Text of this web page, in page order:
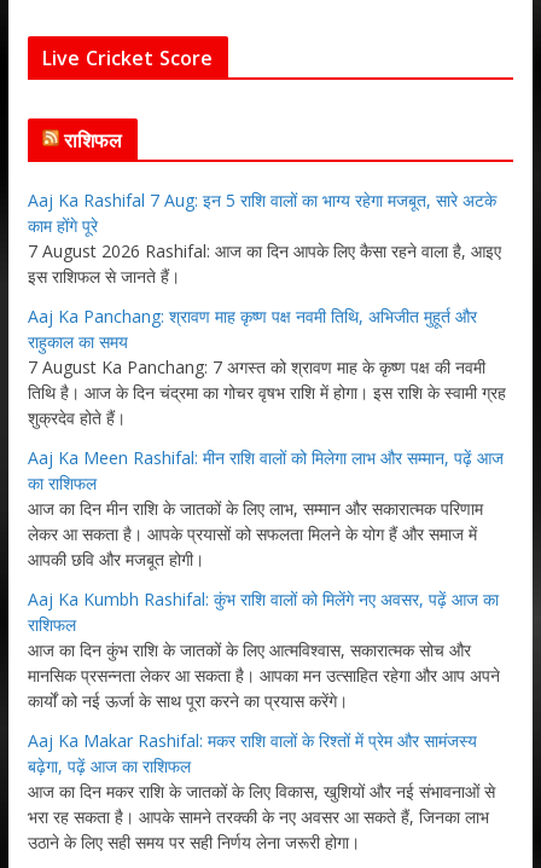
Live Cricket Score
राशिफल
Aaj Ka Rashifal 7 Aug: इन 5 राशि वालों का भाग्य रहेगा मजबूत, सारे अटके
काम होंगे पूरे
7 August 2026 Rashifal: आज का दिन आपके लिए कैसा रहने वाला है, आइए
इस राशिफल से जानते हैं।
Aaj Ka Panchang: श्रावण माह कृष्ण पक्ष नवमी तिथि, अभिजीत मुहूर्त और
राहुकाल का समय
7 August Ka Panchang: 7 अगस्त को श्रावण माह के कृष्ण पक्ष की नवमी
तिथि है। आज के दिन चंद्रमा का गोचर वृषभ राशि में होगा। इस राशि के स्वामी ग्रह
शुक्रदेव होते हैं।
Aaj Ka Meen Rashifal: मीन राशि वालों को मिलेगा लाभ और सम्मान, पढ़ें आज
का राशिफल
आज का दिन मीन राशि के जातकों के लिए लाभ, सम्मान और सकारात्मक परिणाम
लेकर आ सकता है। आपके प्रयासों को सफलता मिलने के योग हैं और समाज में
आपकी छवि और मजबूत होगी।
Aaj Ka Kumbh Rashifal: कुंभ राशि वालों को मिलेंगे नए अवसर, पढ़ें आज का
राशिफल
आज का दिन कुंभ राशि के जातकों के लिए आत्मविश्वास, सकारात्मक सोच और
मानसिक प्रसन्नता लेकर आ सकता है। आपका मन उत्साहित रहेगा और आप अपने
कार्यों को नई ऊर्जा के साथ पूरा करने का प्रयास करेंगे।
Aaj Ka Makar Rashifal: मकर राशि वालों के रिश्तों में प्रेम और सामंजस्य
बढ़ेगा, पढ़ें आज का राशिफल
आज का दिन मकर राशि के जातकों के लिए विकास, खुशियों और नई संभावनाओं से
भरा रह सकता है। आपके सामने तरक्की के नए अवसर आ सकते हैं, जिनका लाभ
उठाने के लिए सही समय पर सही निर्णय लेना जरूरी होगा।